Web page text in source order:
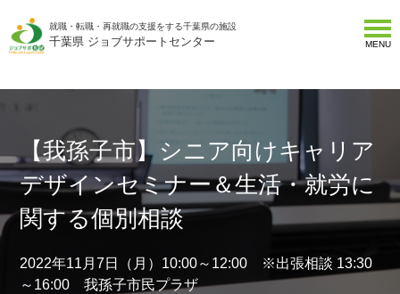
就職・転職・再就職の支援をする千葉県の施設
千葉県 ジョブサポートセンター MENU
【我孫子市】シニア向けキャリア
デザインセミナー＆生活・就労に
関する個別相談
2022年11月7日（月）10:00～12:00 ※出張相談 13:30
～16:00 我孫子市民プラザ